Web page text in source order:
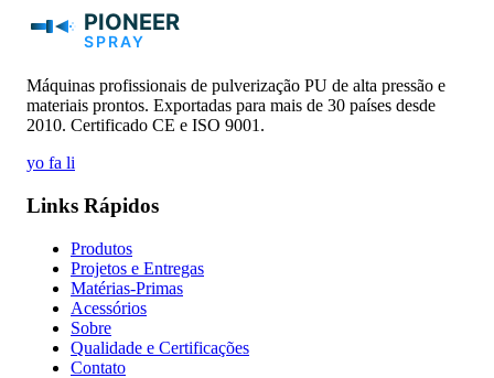
Máquinas profissionais de pulverização PU de alta pressão e
materiais prontos. Exportadas para mais de 30 países desde
2010. Certificado CE e ISO 9001.
yo fa li
Links Rápidos
Produtos
Projetos e Entregas
Matérias-Primas
Acessórios
Sobre
Qualidade e Certificações
Contato